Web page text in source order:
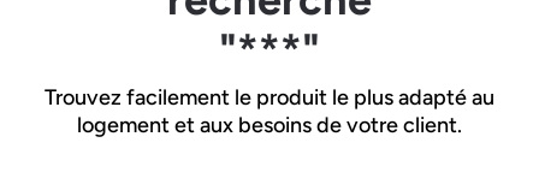
"***"
Trouvez facilement le produit le plus adapté au
logement et aux besoins de votre client.